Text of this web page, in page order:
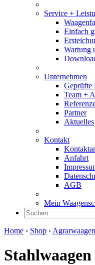
Service +
Einfach
Wartung
Unternehmen
Geprüfte
Team +
Partner
Aktuelles
Kontakt
Anfahrt
AGB
Mein
Home › Shop › Agrarwaagen
Stahlwaagen